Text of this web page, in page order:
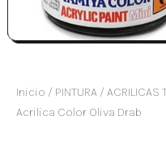
Inicio / PINTURA / ACRILICAS
Acrilica Color Oliva Drab